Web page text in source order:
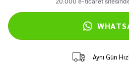
Aynı Gün